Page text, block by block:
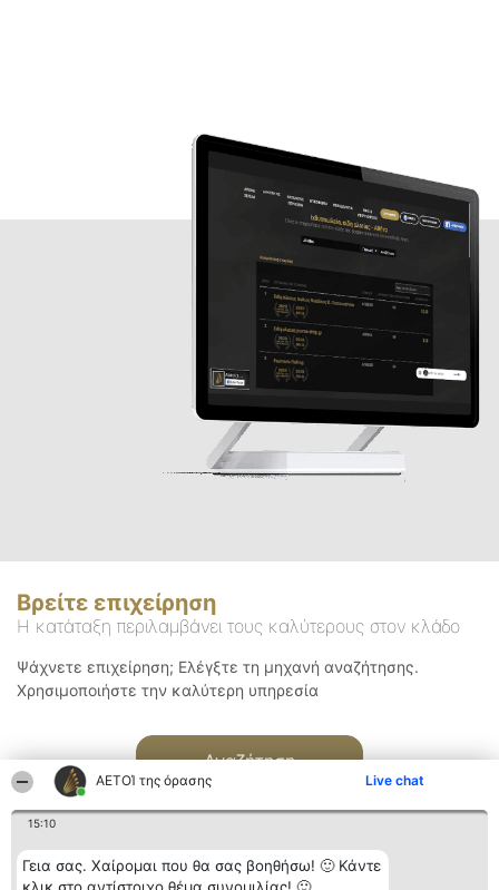
ΑΕΤΟΊ της όρασης Live chat
15:10
Γεια σας. Χαίρομαι που θα σας βοηθήσω! 🙂 Κάντε
Βρείτε επιχείρηση
Η κατάταξη περιλαμβάνει τους καλύτερους στον κλάδο
Ψάχνετε επιχείρηση; Ελέγξτε τη μηχανή αναζήτησης.
Χρησιμοποιήστε την καλύτερη υπηρεσία
Αναζήτηση